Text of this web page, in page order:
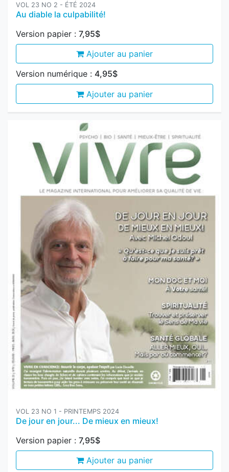
Ajouter au panier
Version numérique :4,95$
Ajouter au panier
VOL 23 NO 1 - PRINTEMPS 2024
De jour en jour... De mieux en mieux!
Ajouter au panier
Version numérique :4,95$
Ajouter au panier